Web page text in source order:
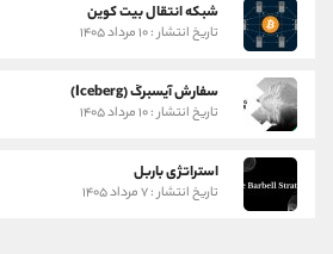
شبکه انتقال بیت کوین
تاریخ انتشار : ۱۰ مرداد ۱۴۰۵
سفارش آیسبرگ (Iceberg)
تاریخ انتشار : ۱۰ مرداد ۱۴۰۵
استراتژی باربل
تاریخ انتشار : ۷ مرداد ۱۴۰۵